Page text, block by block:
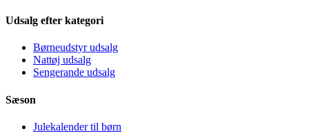
Udsalg efter kategori
Børneudstyr udsalg
Nattøj udsalg
Sengerande udsalg
Sæson
Julekalender til børn